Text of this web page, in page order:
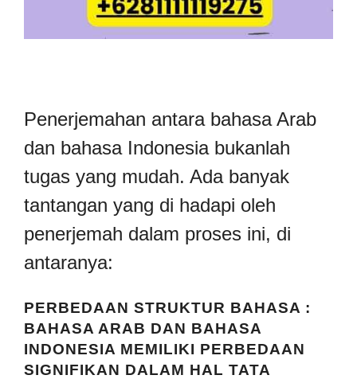
Penerjemahan antara bahasa Arab
dan bahasa Indonesia bukanlah
tugas yang mudah. Ada banyak
tantangan yang di hadapi oleh
penerjemah dalam proses ini, di
antaranya:
PERBEDAAN STRUKTUR BAHASA :
BAHASA ARAB DAN BAHASA
INDONESIA MEMILIKI PERBEDAAN
SIGNIFIKAN DALAM HAL TATA